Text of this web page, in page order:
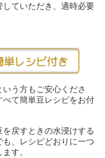
ていただき、適時必要
う方もご安心くださ
て簡単豆レシピをお付
を戻すときの水浸けする
、レシピどおりに一つ
す。